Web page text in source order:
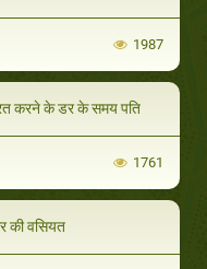
1987
करने के डर के समय पति
1761
की वसियत